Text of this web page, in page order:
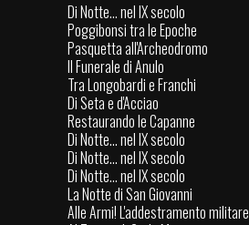
Di Notte... nel IX secolo
Poggibonsi tra le Epoche
Pasquetta all'Archeodromo
Il Funerale di Anulo
Tra Longobardi e Franchi
Di Seta e d'Acciao
Restaurando le Capanne
Di Notte... nel IX secolo
Di Notte... nel IX secolo
Di Notte... nel IX secolo
La Notte di San Giovanni
Alle Armi! L'addestramento militare